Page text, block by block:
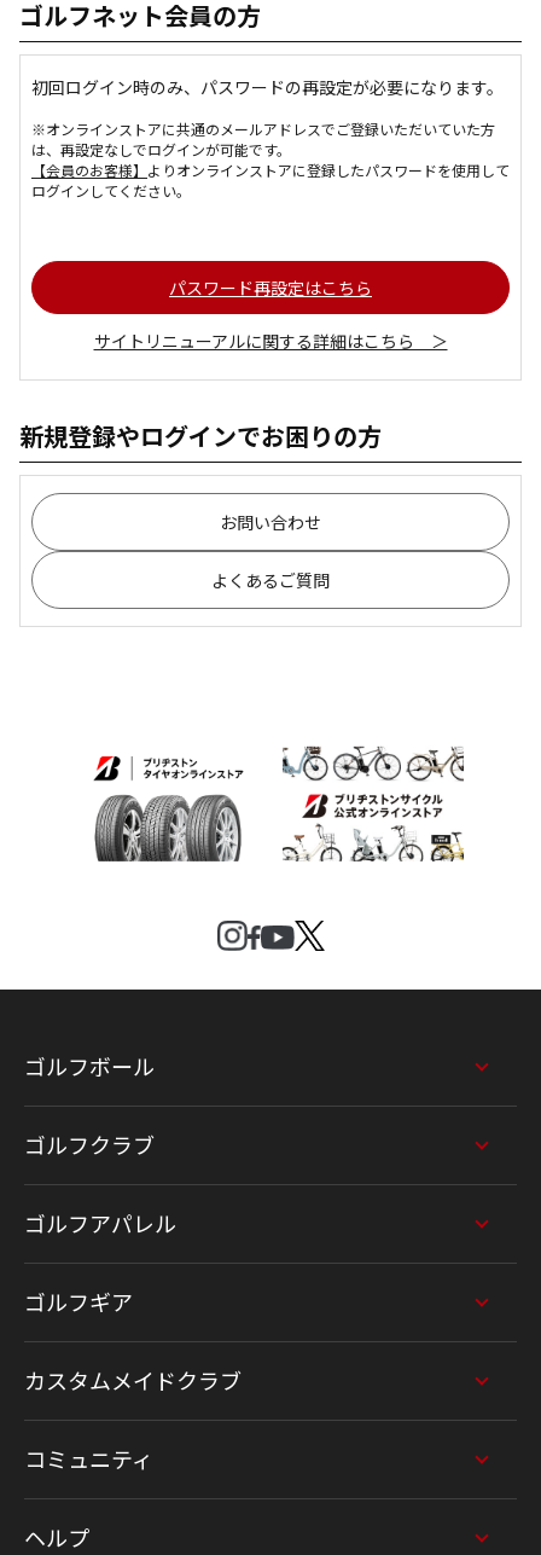
ゴルフネット会員の方
初回ログイン時のみ、パスワードの再設定が必要になります。
※オンラインストアに共通のメールアドレスでご登録いただいていた方
は、再設定なしでログインが可能です。
【会員のお客様】 よりオンラインストアに登録したパスワードを使用して
ログインしてください。
パスワード再設定はこちら
サイトリニューアルに関する詳細はこちら ＞
新規登録やログインでお困りの方
お問い合わせ
よくあるご質問
ゴルフボール
ゴルフクラブ
ゴルフアパレル
ゴルフギア
カスタムメイドクラブ
コミュニティ
ヘルプ